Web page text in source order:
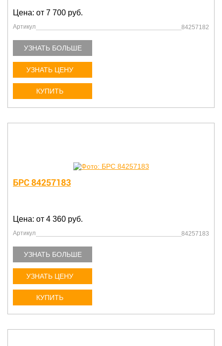
Цена: от 7 700 руб.
Артикул 84257182
УЗНАТЬ БОЛЬШЕ
УЗНАТЬ ЦЕНУ
КУПИТЬ
БРС 84257183
Цена: от 4 360 руб.
Артикул 84257183
УЗНАТЬ БОЛЬШЕ
УЗНАТЬ ЦЕНУ
КУПИТЬ